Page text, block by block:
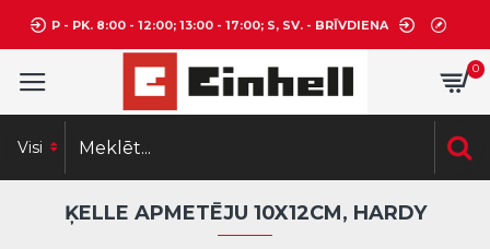
P - PK. 8:00 - 12:00; 13:00 - 17:00; S, SV. - BRĪVDIENA
0
Visi
ĶELLE APMETĒJU 10X12CM, HARDY